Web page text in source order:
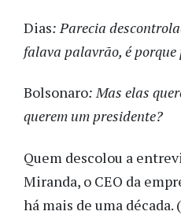
Dias: Parecia
falava palavrão, é porque
Bolsonaro: Mas elas
querem um presidente?
Quem descolou a
Miranda, o CEO da
há mais de uma década.